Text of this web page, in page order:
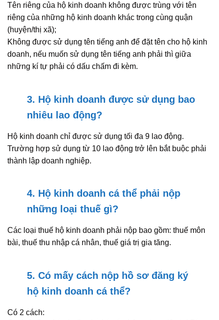
Tên riêng của hộ kinh doanh không được trùng với tên
riêng của những hộ kinh doanh khác trong cùng quận
(huyện/thị xã);
Không được sử dụng tên tiếng anh để đặt tên cho hộ kinh
doanh, nếu muốn sử dụng tên tiếng anh phải thì giữa
những kí tự phải có dấu chấm đi kèm.
3. Hộ kinh doanh được sử dụng bao
nhiêu lao động?
Hộ kinh doanh chỉ được sử dụng tối đa 9 lao động.
Trường hợp sử dụng từ 10 lao động trở lên bắt buộc phải
thành lập doanh nghiệp.
4. Hộ kinh doanh cá thể phải nộp
những loại thuế gì?
Các loại thuế hộ kinh doanh phải nộp bao gồm: thuế môn
bài, thuế thu nhập cá nhân, thuế giá trị gia tăng.
5. Có mấy cách nộp hồ sơ đăng ký
hộ kinh doanh cá thể?
Có 2 cách: